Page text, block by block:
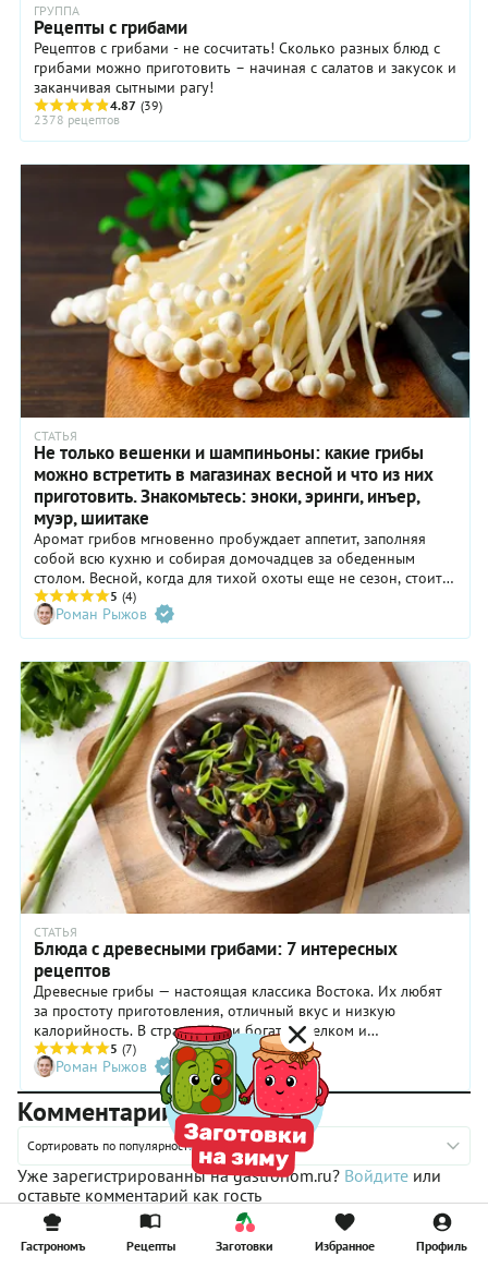
ГРУППА
Рецепты с грибами
Рецептов с грибами - не сосчитать! Сколько разных блюд с
грибами можно приготовить – начиная с салатов и закусок и
заканчивая сытными рагу!
4.87 (39)
2378 рецептов
СТАТЬЯ
Не только вешенки и шампиньоны: какие грибы
можно встретить в магазинах весной и что из них
приготовить. Знакомьтесь: эноки, эринги, инъер,
муэр, шиитаке
Аромат грибов мгновенно пробуждает аппетит, заполняя
собой всю кухню и собирая домочадцев за обеденным
столом. Весной, когда для тихой охоты еще не сезон, стоит
обратить особое внимание на культивируемые грибы, ведь
кроме всем известных вешенок и шампиньонов на полках
магазинов можно встретить эноки, эринги, шиитаке, муэр и
делать и как не ошибиться с ингредиентами?
5 (4)
Роман Рыжов
СТАТЬЯ
Блюда с древесными грибами: 7 интересных
рецептов
Древесные грибы — настоящая классика Востока. Их любят
за простоту приготовления, отличный вкус и низкую
калорийность. В странах Азии богатые белком и
минеральными веществами муэр и инъер добавляют
буквально во все тарелки: в первые и вторые блюда, салаты
и холодные закуски. Мы собрали 7 лучших рецептов с
древесными грибами, которые украсят любой стол.
5 (7)
Роман Рыжов
Комментарии
Сортировать по популярности
Уже зарегистрированны на gastronom.ru? Войдите или
оставьте комментарий как гость
Гастрономъ Рецепты Заготовки Избранное Профиль